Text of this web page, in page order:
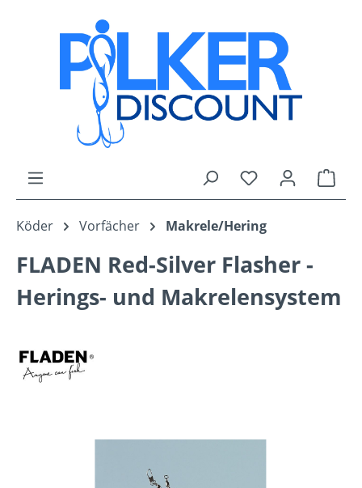
Zum Hauptinhalt springen
Du hast 0
Köder Vorfächer Makrele/Hering
FLADEN Red-Silver Flasher -
Herings- und Makrelensystem